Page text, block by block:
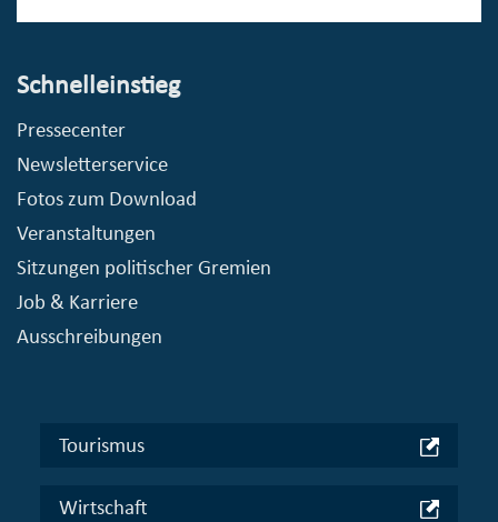
Schnelleinstieg
Pressecenter
Newsletterservice
Fotos zum Download
Veranstaltungen
Sitzungen politischer Gremien
Job & Karriere
Ausschreibungen
Tourismus
Wirtschaft